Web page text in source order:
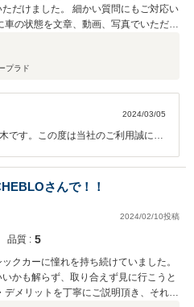
だけました。 細かい質問にもご対応い
の状態を文章、動画、写真でいただけ
、遠方での納車でしたが、ピンポイント
納車直後なので困りごとがあった場合も
ております。 近くに行く機会があれ
プラド
2024/03/05
です。この度は当社のご利用誠にあ
だけるよう邁進してまいります！ 何
連絡ください！ 今後とも宜しくお
さんで！！
2024/02/10投稿
品質 : 5
クカーに憧れを持ち続けていました。
かも解らず、取り合えず見に行こうと
メリットを丁寧にご説明頂き、それぞ